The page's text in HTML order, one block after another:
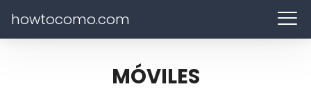
howtocomo.com
MÓVILES